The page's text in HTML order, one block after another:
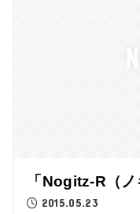
「Nogitz-R（
2015.05.23